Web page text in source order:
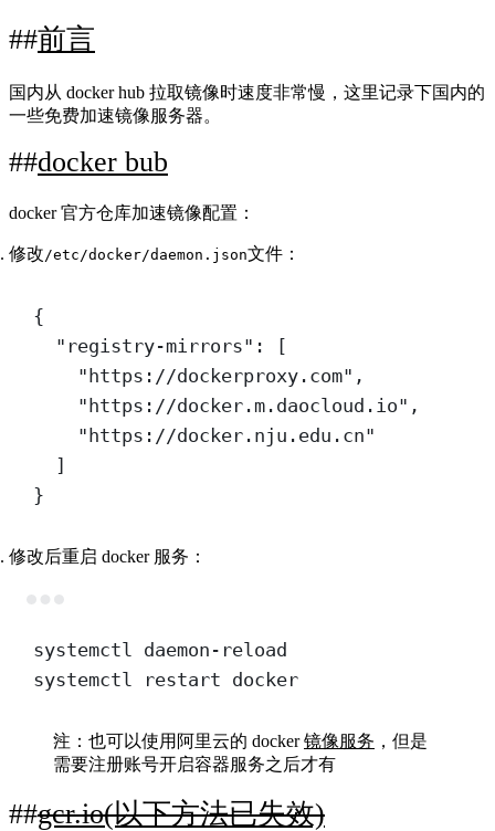
前言
国内从 docker hub 拉取镜像时速度非常慢，这里记录下国内的
一些免费加速镜像服务器。
docker bub
docker 官方仓库加速镜像配置：
修改/etc/docker/daemon.json文件：
{
"registry-mirrors" : [
"https://dockerproxy.com" ,
"https://docker.m.daocloud.io" ,
"https://docker.nju.edu.cn"
]
}
修改后重启 docker 服务：
systemctl
daemon-reload
systemctl
restart docker
注：也可以使用阿里云的 docker镜像服务 ，但是
需要注册账号开启容器服务之后才有
gcr.io(以下方法已失效)